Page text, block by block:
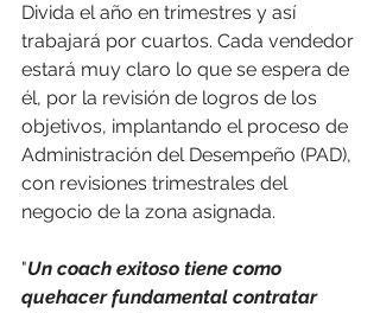
Divida el año en trimestres y así
trabajará por cuartos. Cada vendedor
estará muy claro lo que se espera de
él, por la revisión de logros de los
objetivos, implantando el proceso de
Administración del Desempeño (PAD),
con revisiones trimestrales del
negocio de la zona asignada.
"Un coach exitoso tiene como
quehacer fundamental contratar